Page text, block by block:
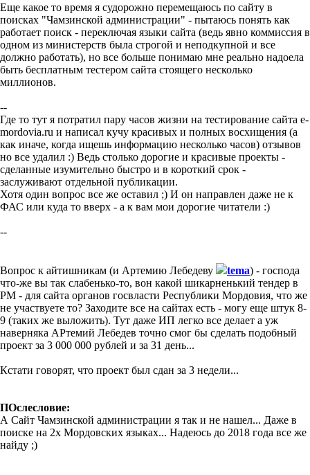
Еще какое то время я судорожно перемещаюсь по сайту в
поисках "Чамзинской администрации" - пытаюсь понять как
работает поиск - переключая языки сайта (ведь явно коммиссия в
одном из министерств была строгой и неподкупной и все
должно работать), но все больше понимаю мне реально надоела
быть бесплатным тестером сайта стоящего несколько
миллионов.
--
Где то тут я потратил пару часов жизни на тестирование сайта e-
mordovia.ru и написал кучу красивых и полных восхищения (а
как иначе, когда ищешь информацию несколько часов) отзывов
но все удалил :) Ведь столько дорогие и красивые проекты -
сделанные изумительно быстро и в короткий срок -
заслуживают отдельной публикации.
Хотя один вопрос все же оставил ;) И он направлен даже не к
ФАС или куда то вверх - а к вам мои дорогие читатели :)
--
Вопрос к айтишникам (и Артемию Лебедеву tema) - господа
что-же вы так слабенько-то, вон какой шикарненький тендер в
РМ - для сайта органов госвласти Республики Мордовия, что же
не участвуете то? Заходите все на сайтах есть - могу еще штук 8-
9 (таких же выложить). Тут даже ИП легко все делает а уж
наверняка АРтемий Лебедев точно смог бы сделать подобный
проект за 3 000 000 рублей и за 31 день...
Кстати говорят, что проект был сдан за 3 недели...
ПОслесловие:
А Сайт Чамзинской администрации я так и не нашел... Даже в
поиске на 2х Мордовских языках... Надеюсь до 2018 года все же
найду ;)